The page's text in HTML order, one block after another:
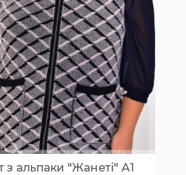
з альпаки "Жанеті" А1